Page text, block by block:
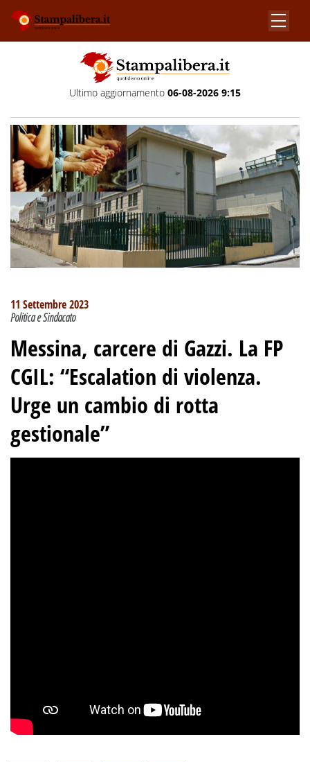
Ultimo aggiornamento 06-08-2026 9:15
11 Settembre 2023
Politica e Sindacato
Messina, carcere di Gazzi. La FP
CGIL: “Escalation di violenza.
Urge un cambio di rotta
gestionale”